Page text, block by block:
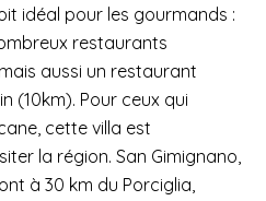
idéal pour les gourmands :
restaurants
aussi un restaurant
(10km). Pour ceux qui
cette villa est
la région. San Gimignano,
à 30 km du Porciglia,